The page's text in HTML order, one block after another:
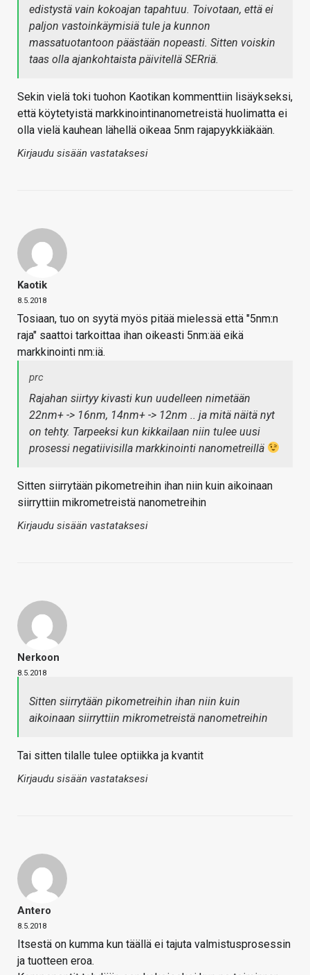
edistystä vain kokoajan tapahtuu. Toivotaan, että ei
paljon vastoinkäymisiä tule ja kunnon
massatuotantoon päästään nopeasti. Sitten voiskin
taas olla ajankohtaista päivitellä SERriä.
Sekin vielä toki tuohon Kaotikan kommenttiin lisäykseksi,
että köytetyistä markkinointinanometreistä huolimatta ei
olla vielä kauhean lähellä oikeaa 5nm rajapyykkiäkään.
Kirjaudu sisään vastataksesi
Kaotik
8.5.2018
Tosiaan, tuo on syytä myös pitää mielessä että "5nm:n
raja" saattoi tarkoittaa ihan oikeasti 5nm:ää eikä
markkinointi nm:iä.
prc
Rajahan siirtyy kivasti kun uudelleen nimetään
22nm+ -> 16nm, 14nm+ -> 12nm .. ja mitä näitä nyt
on tehty. Tarpeeksi kun kikkailaan niin tulee uusi
prosessi negatiivisilla markkinointi nanometreillä
Sitten siirrytään pikometreihin ihan niin kuin aikoinaan
siirryttiin mikrometreistä nanometreihin
Kirjaudu sisään vastataksesi
Nerkoon
8.5.2018
Sitten siirrytään pikometreihin ihan niin kuin
aikoinaan siirryttiin mikrometreistä nanometreihin
Tai sitten tilalle tulee optiikka ja kvantit
Kirjaudu sisään vastataksesi
Antero
8.5.2018
Itsestä on kumma kun täällä ei tajuta valmistusprosessin
ja tuotteen eroa.